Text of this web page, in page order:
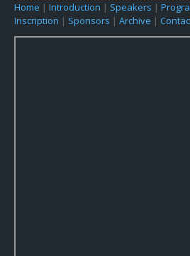
Home | Introduction | Speakers |
Inscription | Sponsors | Archive |